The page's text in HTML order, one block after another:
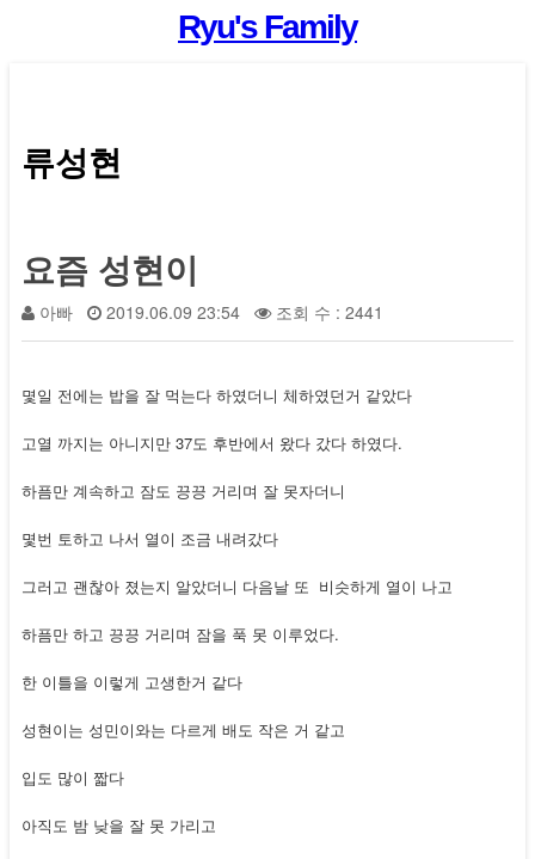
류성현
요즘 성현이
아빠 2019.06.09 23:54 조회 수 : 2441
몇일 전에는 밥을 잘 먹는다 하였더니 체하였던거 같았다
고열 까지는 아니지만 37도 후반에서 왔다 갔다 하였다.
하픔만 계속하고 잠도 끙끙 거리며 잘 못자더니
몇번 토하고 나서 열이 조금 내려갔다
그러고 괜찮아 졌는지 알았더니 다음날 또 비슷하게 열이 나고
하픔만 하고 끙끙 거리며 잠을 푹 못 이루었다.
한 이틀을 이렇게 고생한거 같다
성현이는 성민이와는 다르게 배도 작은 거 같고
입도 많이 짧다
아직도 밤 낮을 잘 못 가리고
Ryu's Family